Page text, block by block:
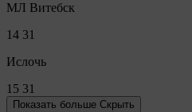
МЛ Витебск
14 31
Ислочь
15 31
Показать больше Скрыть